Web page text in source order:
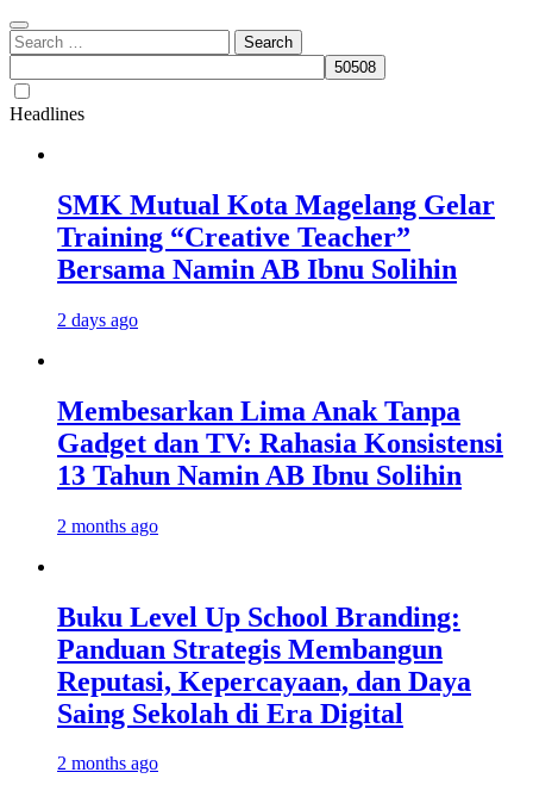
Search
for:
Headlines
SMK Mutual Kota Magelang Gelar
Training “Creative Teacher”
Bersama Namin AB Ibnu Solihin
2 days ago
Membesarkan Lima Anak Tanpa
Gadget dan TV: Rahasia Konsistensi
13 Tahun Namin AB Ibnu Solihin
2 months ago
Buku Level Up School Branding:
Panduan Strategis Membangun
Reputasi, Kepercayaan, dan Daya
Saing Sekolah di Era Digital
2 months ago